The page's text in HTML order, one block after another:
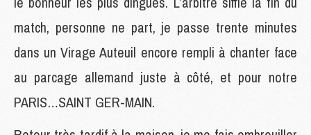
match, personne ne part, je passe trente minutes
dans un Virage Auteuil encore rempli à chanter face
au parcage allemand juste à côté, et pour notre
PARIS…SAINT GER-MAIN.